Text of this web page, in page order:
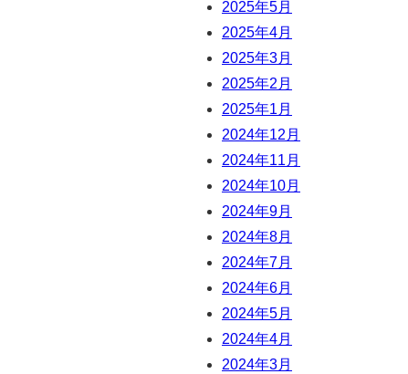
2025年5月
2025年4月
2025年3月
2025年2月
2025年1月
2024年12月
2024年11月
2024年10月
2024年9月
2024年8月
2024年7月
2024年6月
2024年5月
2024年4月
2024年3月